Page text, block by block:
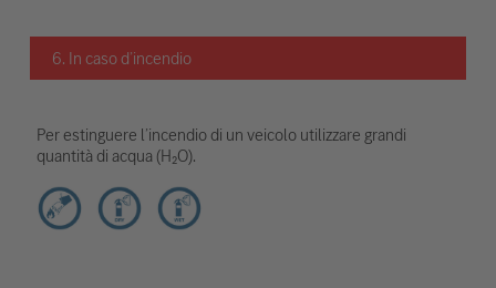
6. In caso d’incendio
Per estinguere l’incendio di un veicolo utilizzare grandi
quantità di acqua (H₂O).